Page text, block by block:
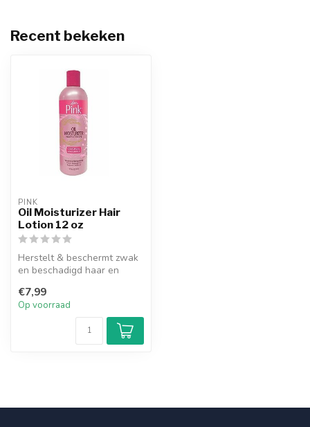
Recent bekeken
PINK
Oil Moisturizer Hair
Lotion 12 oz
Herstelt & beschermt zwak
en beschadigd haar en
beschadiging doo...
€7,99
Op voorraad